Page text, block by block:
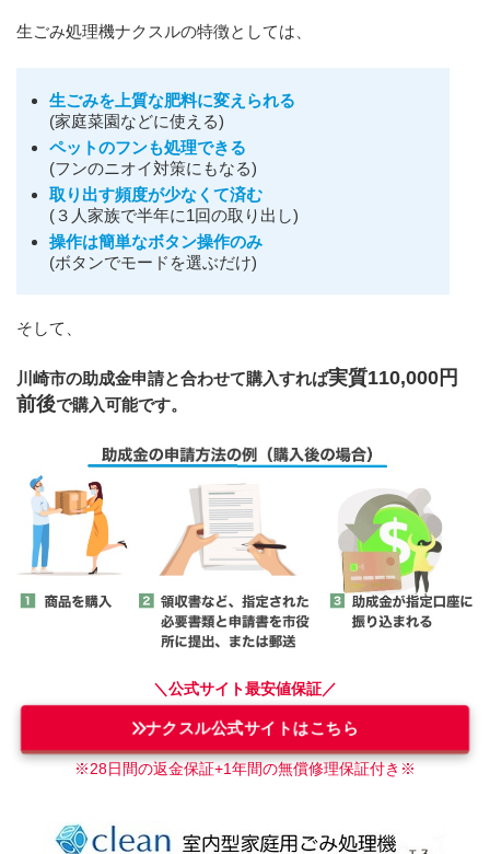
生ごみ処理機ナクスルの特徴としては、
生ごみを上質な肥料に変えられる
(家庭菜園などに使える)
ペットのフンも処理できる
(フンのニオイ対策にもなる)
取り出す頻度が少なくて済む
(３人家族で半年に1回の取り出し)
操作は簡単なボタン操作のみ
(ボタンでモードを選ぶだけ)
そして、
川崎市の助成金申請と合わせて購入すれば実質110,000円
前後で購入可能です。
＼公式サイト最安値保証／
ナクスル公式サイトはこちら
※28日間の返金保証+1年間の無償修理保証付き ※